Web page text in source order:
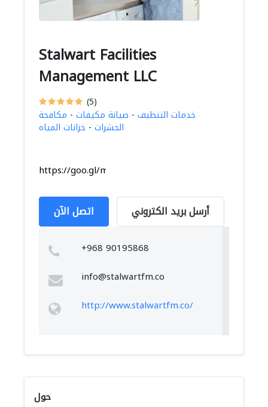
Stalwart Facilities
Management LLC
(5)
خدمات التنظيف - صيانة مكيفات - مكافحة
الحشرات - خزانات المياه
https://goo.gl/maps/gAPMhHEFpVqy82Vr5
اتصل الآن أرسل بريد الكتروني
+968 90195868
info@stalwartfm.co
http://www.stalwartfm.co/
حول